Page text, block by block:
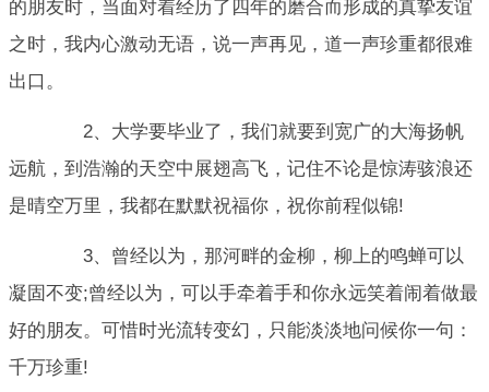
的朋友时，当面对着经历了四年的磨合而形成的真挚友谊
之时，我内心激动无语，说一声再见，道一声珍重都很难
出口。
2、大学要毕业了，我们就要到宽广的大海扬帆
远航，到浩瀚的天空中展翅高飞，记住不论是惊涛骇浪还
是晴空万里，我都在默默祝福你，祝你前程似锦!
3、曾经以为，那河畔的金柳，柳上的鸣蝉可以
凝固不变;曾经以为，可以手牵着手和你永远笑着闹着做最
好的朋友。可惜时光流转变幻，只能淡淡地问候你一句：
千万珍重!